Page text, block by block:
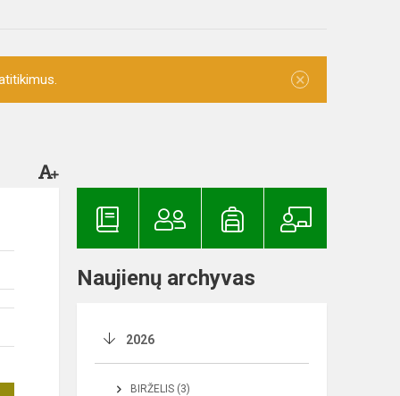
×
Naujienų archyvas
2026
BIRŽELIS (3)